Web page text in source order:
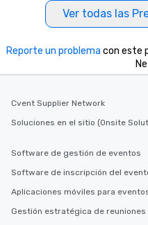
Ver todas las
Reporte un problema con este
Cvent Supplier Network
Soluciones en el sitio (Onsite
Software de gestión de eventos
Software de inscripción del
Aplicaciones móviles para
Gestión estratégica de reuniones